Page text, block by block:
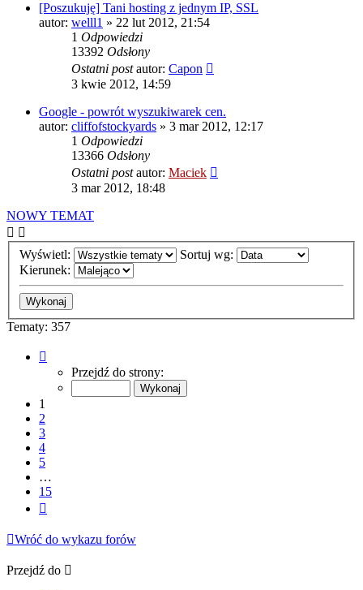
[Poszukuję] Tani hosting z jednym IP, SSL
autor: welll1 » 22 lut 2012, 21:54
1 Odpowiedzi
13392 Odsłony
Ostatni postautor: Capon
3 kwie 2012, 14:59
Google - powrót wyszukiwarek cen.
autor: cliffofstockyards » 3 mar 2012, 12:17
1 Odpowiedzi
13366 Odsłony
Ostatni postautor: Maciek
3 mar 2012, 18:48
NOWY TEMAT
Wyświetl:
Sortuj wg:
Kierunek:
Tematy: 357
Przejdź do strony:
1
2
3
4
5
…
15
Wróć do wykazu forów
Przejdź do